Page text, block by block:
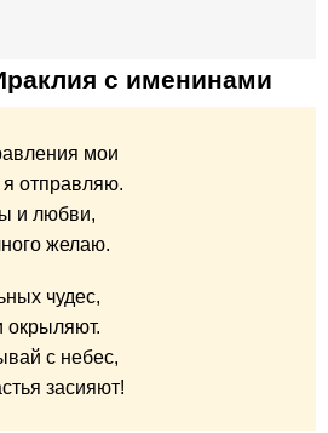
с именинами
мои
я отправляю.
и любви,
желаю.
чудес,
окрыляют.
с небес,
засияют!